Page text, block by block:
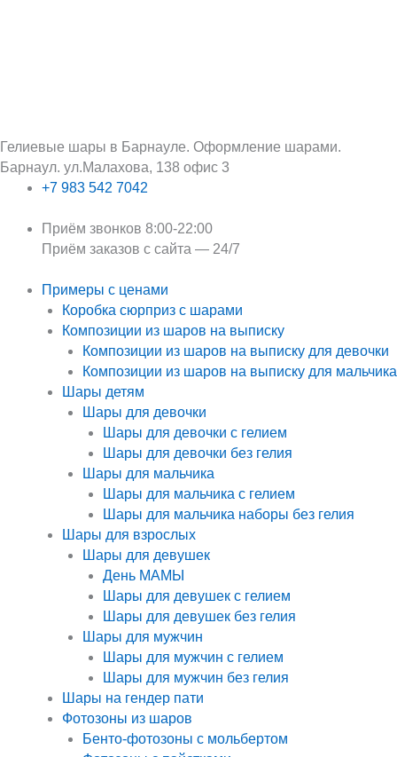
Гелиевые шары в Барнауле. Оформление шарами.
Барнаул. ул.Малахова, 138 офис 3
+7 983 542 7042
Приём звонков 8:00-22:00
Приём заказов с сайта — 24/7
Примеры с ценами
Коробка сюрприз с шарами
Композиции из шаров на выписку
Композиции из шаров на выписку для девочки
Композиции из шаров на выписку для мальчика
Шары детям
Шары для девочки
Шары для девочки с гелием
Шары для девочки без гелия
Шары для мальчика
Шары для мальчика с гелием
Шары для мальчика наборы без гелия
Шары для взрослых
Шары для девушек
День МАМЫ
Шары для девушек с гелием
Шары для девушек без гелия
Шары для мужчин
Шары для мужчин с гелием
Шары для мужчин без гелия
Шары на гендер пати
Фотозоны из шаров
Бенто-фотозоны с мольбертом